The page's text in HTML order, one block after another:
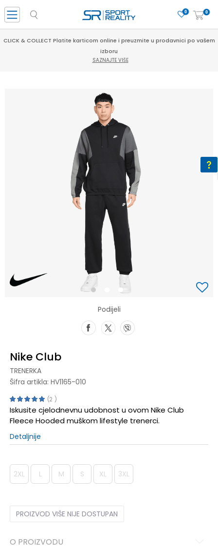
0
0
CLICK & COLLECT Platite karticom online i preuzmite u prodavnici po vašem
izboru
SAZNAJTE VIŠE
1 3
Podijeli
Nike Club
TRENERKA
Šifra artikla: HV1165-010
2
Iskusite cjelodnevnu udobnost u ovom Nike Club
Fleece Hooded muškom lifestyle trenerci.
Detaljnije
2XL L M S XL 3XL
PROIZVOD VIŠE NIJE DOSTUPAN
O PROIZVODU